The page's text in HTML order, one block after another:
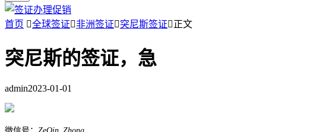
首页 全球签证非洲签证突尼斯签证正文
突尼斯的签证，急
admin2023-01-01